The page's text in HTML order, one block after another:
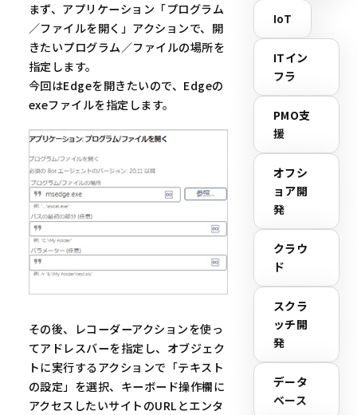
まず、アプリケーション「プログラム
／ファイルを開く」アクションで、開
きたいプログラム／ファイルの場所を
指定します。
今回はEdgeを開きたいので、Edgeの
exeファイルを指定します。
その後、レコーダーアクションを使っ
てアドレスバーを指定し、オブジェク
トに実行するアクションで「テキスト
の設定」を選択、キーボード操作欄に
アクセスしたいサイトのURLとエンタ
IoT
ITイン
フラ
PMO支
援
オフシ
ョア開
発
クラウ
ド
スクラ
ッチ開
発
データ
ベース